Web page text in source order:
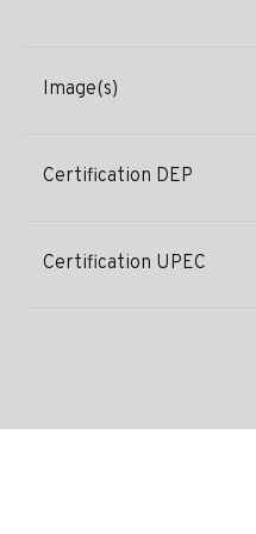
Image(s)
Certification DEP
Certification UPEC